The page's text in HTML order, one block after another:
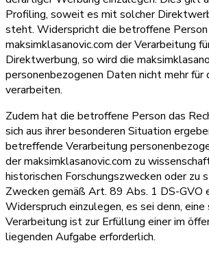
Profiling, soweit es mit solcher
steht. Widerspricht die betroffene
maksimklasanovic.com der Verarbeitung
Direktwerbung, so wird die
personenbezogenen Daten nicht mehr für
verarbeiten.
Zudem hat die betroffene Person das
sich aus ihrer besonderen Situation
betreffende Verarbeitung
der maksimklasanovic.com zu
historischen Forschungszwecken oder zu
Zwecken gemäß Art. 89 Abs. 1 DS-GVO
Widerspruch einzulegen, es sei denn, eine
Verarbeitung ist zur Erfüllung einer im
liegenden Aufgabe erforderlich.